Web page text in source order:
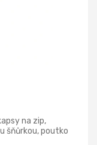
na zip,
šňůrkou, poutko